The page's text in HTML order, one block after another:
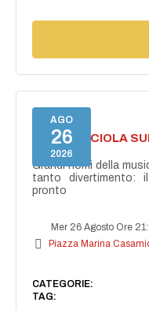
AGO
26
2026
CASAMICCIOLA
BELLINI
Grandi nomi della
tanto divertimento:
pronto
Mer 26 Agosto Ore
Piazza Marina
CATEGORIE:
TAG: